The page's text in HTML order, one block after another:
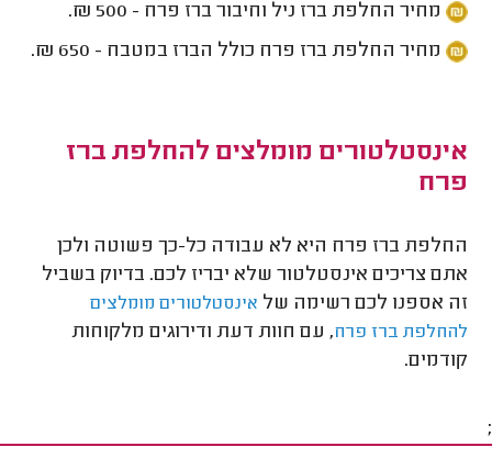
מחיר החלפת ברז ניל וחיבור ברז פרח - 500 ₪.
מחיר החלפת ברז פרח כולל הברז במטבח - 650 ₪.
אינסטלטורים מומלצים להחלפת ברז
פרח
החלפת ברז פרח היא לא עבודה כל-כך פשוטה ולכן
אתם צריכים אינסטלטור שלא יבריז לכם. בדיוק בשביל
זה אספנו לכם רשימה של אינסטלטורים מומלצים
להחלפת ברז פרח, עם חוות דעת ודירוגים מלקוחות
קודמים.
;